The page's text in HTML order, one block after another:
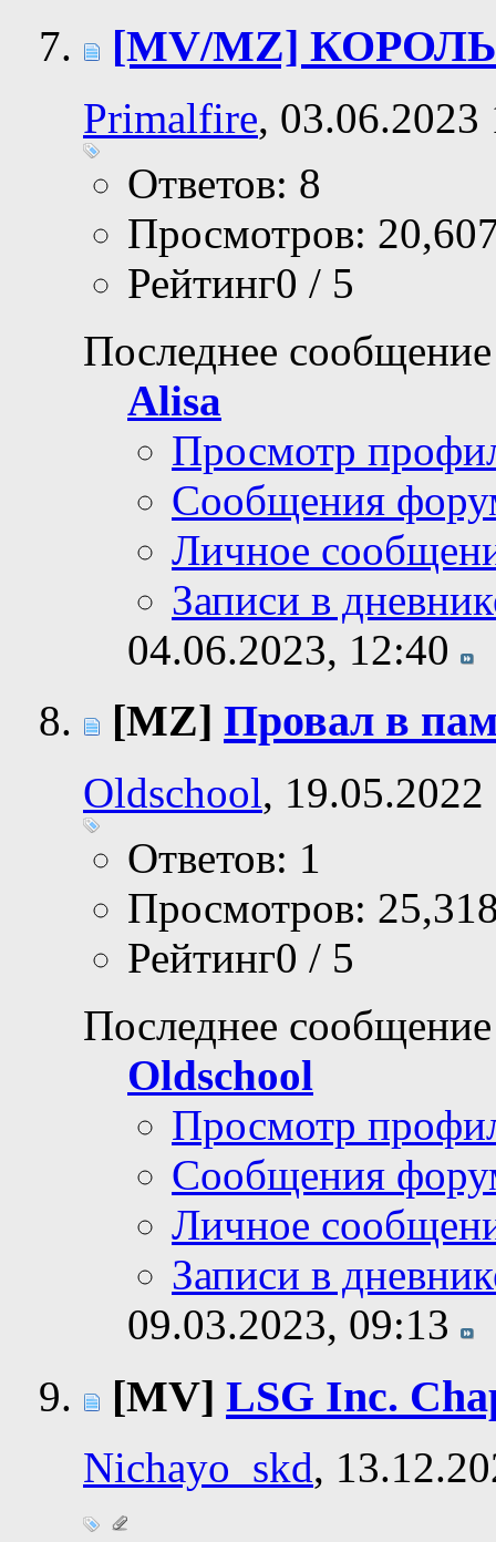
[MV/MZ]
Primalfire, 03.06.2023
Ответов: 8
Просмотров:
Рейтинг0 / 5
Последнее
Alisa
Просмотр
Сообщения
Личное
Записи в
04.06.2023, 12:40
[MZ] Провал в
Oldschool,
Ответов: 1
Просмотров:
Рейтинг0 / 5
Последнее
Oldschool
Просмотр
Сообщения
Личное
Записи в
09.03.2023, 09:13
[MV] LSG Inc.
Nichayo_skd,